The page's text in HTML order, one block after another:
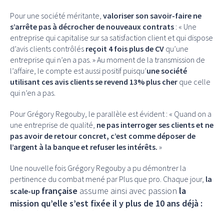
Pour une société méritante, valoriser son savoir-faire ne
s’arrête pas à décrocher de nouveaux contrats : « Une
entreprise qui capitalise sur sa satisfaction client et qui dispose
d’avis clients contrôlés reçoit 4 fois plus de CV qu’une
entreprise qui n’en a pas. » Au moment de la transmission de
l’affaire, le compte est aussi positif puisqu’une société
utilisant ces avis clients se revend 13% plus cher que celle
qui n’en a pas.
Pour Grégory Regouby, le parallèle est évident : « Quand on a
une entreprise de qualité, ne pas interroger ses clients et ne
pas avoir de retour concret, c’est comme déposer de
l’argent à la banque et refuser les intérêts. »
Une nouvelle fois Grégory Regouby a pu démontrer la
pertinence du combat mené par Plus que pro. Chaque jour, la
scale-up française assume ainsi avec passion la
mission qu’elle s’est fixée il y plus de 10 ans déjà :